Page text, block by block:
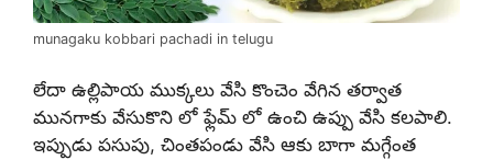
munagaku kobbari pachadi in telugu
లేదా ఉల్లిపాయ ముక్కలు వేసి కొంచెం వేగిన తర్వాత
మునగాకు వేసుకొని లో ఫ్లేమ్ లో ఉంచి ఉప్పు వేసి కలపాలి.
ఇప్పుడు పసుపు, చింతపండు వేసి ఆకు బాగా మగ్గేంత